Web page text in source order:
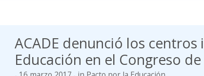
ACADE denunció los
Educación en el Congreso